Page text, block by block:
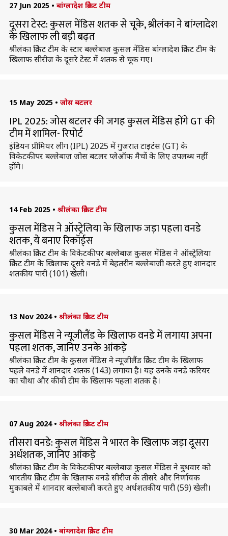
27 Jun 2025 • बांग्लादेश क्रिकेट टीम
दूसरा टेस्ट: कुसल मेंडिस शतक से चूके, श्रीलंका ने बांग्लादेश
के खिलाफ ली बड़ी बढ़त
श्रीलंका क्रिकेट टीम के स्टार बल्लेबाज कुसल मेंडिस बांग्लादेश क्रिकेट टीम के
खिलाफ सीरीज के दूसरे टेस्ट में शतक से चूक गए।
15 May 2025 • जोस बटलर
IPL 2025: जोस बटलर की जगह कुसल मेंडिस होंगे GT की
टीम में शामिल- रिपोर्ट
इंडियन प्रीमियर लीग (IPL) 2025 में गुजरात टाइटंस (GT) के
विकेटकीपर बल्लेबाज जोस बटलर प्लेऑफ मैचों के लिए उपलब्ध नहीं
होंगे।
14 Feb 2025 • श्रीलंका क्रिकेट टीम
कुसल मेंडिस ने ऑस्ट्रेलिया के खिलाफ जड़ा पहला वनडे
शतक, ये बनाए रिकॉर्ड्स
श्रीलंका क्रिकेट टीम के विकेटकीपर बल्लेबाज कुसल मेंडिस ने ऑस्ट्रेलिया
क्रिकेट टीम के खिलाफ दूसरे वनडे में बेहतरीन बल्लेबाजी करते हुए शानदार
शतकीय पारी (101) खेली।
13 Nov 2024 • श्रीलंका क्रिकेट टीम
कुसल मेंडिस ने न्यूजीलैंड के खिलाफ वनडे में लगाया अपना
पहला शतक, जानिए उनके आंकड़े
श्रीलंका क्रिकेट टीम के कुसल मेंडिस ने न्यूजीलैंड क्रिकेट टीम के खिलाफ
पहले वनडे में शानदार शतक (143) लगाया है। यह उनके वनडे करियर
का चौथा और कीवी टीम के खिलाफ पहला शतक है।
07 Aug 2024 • श्रीलंका क्रिकेट टीम
तीसरा वनडे: कुसल मेंडिस ने भारत के खिलाफ जड़ा दूसरा
अर्धशतक, जानिए आंकड़े
श्रीलंका क्रिकेट टीम के विकेटकीपर बल्लेबाज कुसल मेंडिस ने बुधवार को
भारतीय क्रिकेट टीम के खिलाफ वनडे सीरीज के तीसरे और निर्णायक
मुकाबले में शानदार बल्लेबाजी करते हुए अर्धशतकीय पारी (59) खेली।
30 Mar 2024 • बांग्लादेश क्रिकेट टीम